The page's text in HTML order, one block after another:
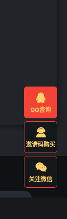

QQ咨询

邀请码购买

关注微信